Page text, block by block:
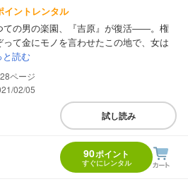
イントレンタル
ての男の楽園、『吉原』が復活――。権
って金にモノを言わせたこの地で、女は
と読む
28
02/05
試し読み
90ポイント
すぐにレンタル